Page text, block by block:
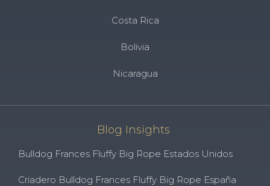
Costa Rica
Bolivia
Nicaragua
Blog Insights
Bulldog Frances Fluffy Big Rope Estados Unidos
Criadero Bulldog Frances Fluffy Big Rope España